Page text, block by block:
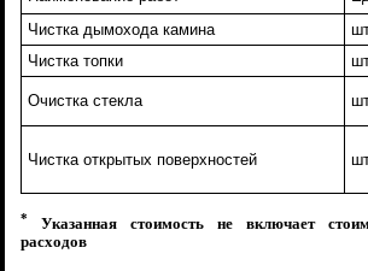
Чистка дымохода камина
Чистка топки
Очистка стекла
Чистка открытых поверхностей
*
Указанная стоимость не включает
расходов